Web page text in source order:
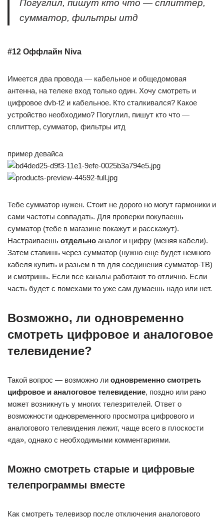
Погуглил, пишут кто что — сплиттер,
сумматор, фильтры итд
#12 Оффлайн Niva
Имеется два провода — кабельное и общедомовая
антенна, на телеке вход только один. Хочу смотреть и
цифровое dvb-t2 и кабельное. Кто сталкивался? Какое
устройство необходимо? Погуглил, пишут кто что —
сплиттер, сумматор, фильтры итд
пример девайса
Тебе сумматор нужен. Стоит не дорого но могут гармоники и
сами частоты совпадать. Для проверки покупаешь
сумматор (тебе в магазине покажут и расскажут).
Настраиваешь отдельно аналог и цифру (меняя кабели).
Затем ставишь через сумматор (нужно еще будет немного
кабеля купить и разьем в тв для соединения сумматор-ТВ)
и смотришь. Если все каналы работают то отлично. Если
часть будет с помехами то уже сам думаешь надо или нет.
Возможно, ли одновременно
смотреть цифровое и аналоговое
телевидение?
Такой вопрос — возможно ли одновременно смотреть
цифровое и аналоговое телевидение, поздно или рано
может возникнуть у многих телезрителей. Ответ о
возможности одновременного просмотра цифрового и
аналогового телевидения лежит, чаще всего в плоскости
«да», однако с необходимыми комментариями.
Можно смотреть старые и цифровые
телепрограммы вместе
Как смотреть телевизор после отключения аналогового